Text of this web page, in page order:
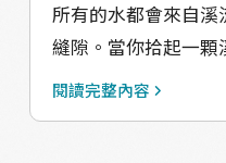
所有的水都會來自
縫隙。當你拾起一
會用怎麼樣的形容詞來
閱讀完整內容